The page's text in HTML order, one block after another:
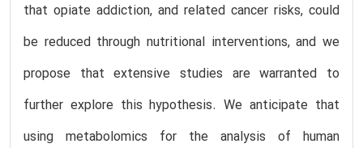
that opiate addiction, and related cancer risks, could
be reduced through nutritional interventions, and we
propose that extensive studies are warranted to
further explore this hypothesis. We anticipate that
using metabolomics for the analysis of human